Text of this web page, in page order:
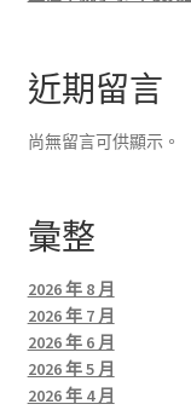
近期留言
尚無留言可供顯示。
彙整
2026 年 8 月
2026 年 7 月
2026 年 6 月
2026 年 5 月
2026 年 4 月